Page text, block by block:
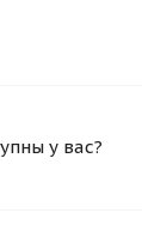
у вас?